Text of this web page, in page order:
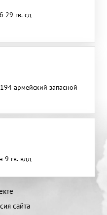
29 гв. сд
194 армейский запасной
9 гв. вдд
сайта